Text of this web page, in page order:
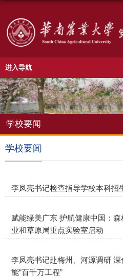
进入导航
学校要闻
学校要闻
李凤亮书记检查指导学校本科招
赋能绿美广东 护航健康中国：
业和草原局重点实验室启动
李凤亮书记赴梅州、河源调研
能“百千万工程”